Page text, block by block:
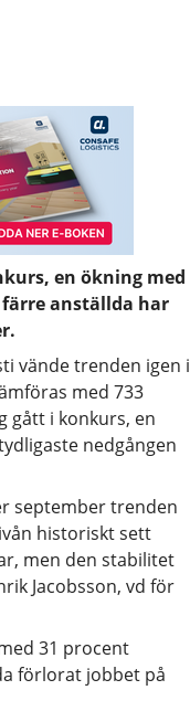
en ökning med
anställda har
vände trenden igen i
med 733
gått i konkurs, en
nedgången
september trenden
historiskt sett
men den stabilitet
Jacobsson, vd för
31 procent
förlorat jobbet på